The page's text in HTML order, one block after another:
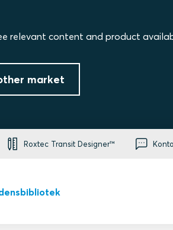
relevant content and product
market
Roxtec Transit Designer™